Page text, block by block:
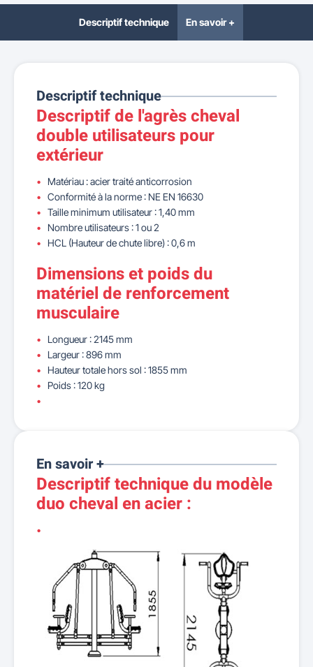
Descriptif technique En savoir +
Descriptif technique
Descriptif de l'agrès cheval
double utilisateurs pour
extérieur
Matériau : acier traité anticorrosion
Conformité à la norme : NE EN 16630
Taille minimum utilisateur : 1,40 mm
Nombre utilisateurs : 1 ou 2
HCL (Hauteur de chute libre) : 0,6 m
Dimensions et poids du
matériel de renforcement
musculaire
Longueur : 2145 mm
Largeur : 896 mm
Hauteur totale hors sol : 1855 mm
Poids : 120 kg
En savoir +
Descriptif technique du modèle
duo cheval en acier :